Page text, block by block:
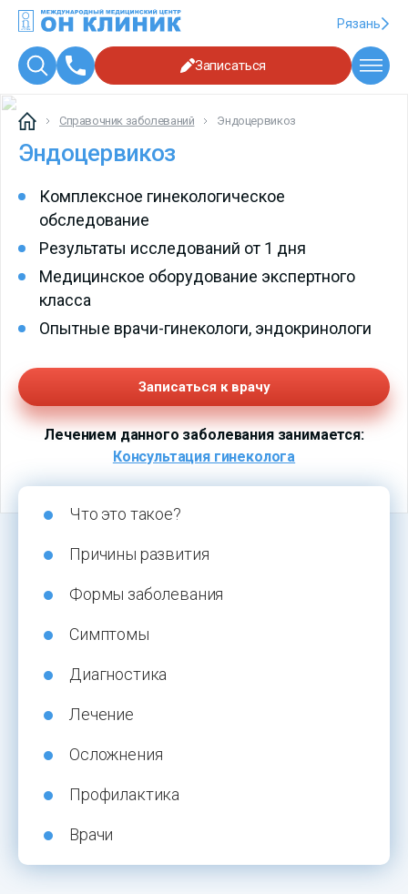
Рязань
Записаться
Справочник заболеваний Эндоцервикоз
Эндоцервикоз
Комплексное гинекологическое
обследование
Результаты исследований от 1 дня
Медицинское оборудование экспертного
класса
Опытные врачи-гинекологи, эндокринологи
Записаться к врачу
Лечением данного заболевания занимается:
Консультация гинеколога
Что это такое?
Причины развития
Формы заболевания
Симптомы
Диагностика
Лечение
Осложнения
Профилактика
Врачи